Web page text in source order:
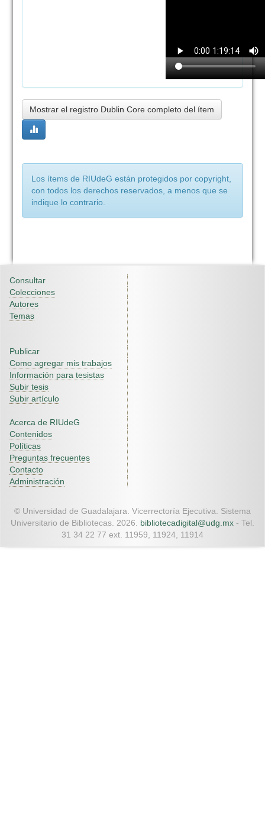
Mostrar el registro Dublin Core completo del ítem
Los ítems de RIUdeG están protegidos por copyright,
con todos los derechos reservados, a menos que se
indique lo contrario.
Consultar
Colecciones
Autores
Temas
Publicar
Como agregar mis trabajos
Información para tesistas
Subir tesis
Subir artículo
Acerca de RIUdeG
Contenidos
Políticas
Preguntas frecuentes
Contacto
Administración
© Universidad de Guadalajara. Vicerrectoría Ejecutiva. Sistema
Universitario de Bibliotecas. 2026. bibliotecadigital@udg.mx - Tel.
31 34 22 77 ext. 11959, 11924, 11914